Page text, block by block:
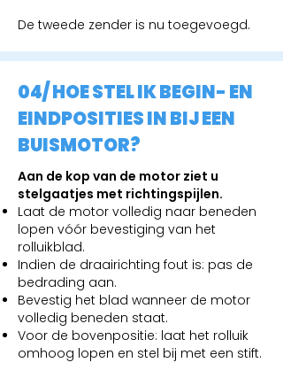
De tweede zender is nu toegevoegd.
04/ HOE STEL IK BEGIN- EN
EINDPOSITIES IN BIJ EEN
BUISMOTOR?
Aan de kop van de motor ziet u
stelgaatjes met richtingspijlen.
Laat de motor volledig naar beneden
lopen vóór bevestiging van het
rolluikblad.
Indien de draairichting fout is: pas de
bedrading aan.
Bevestig het blad wanneer de motor
volledig beneden staat.
Voor de bovenpositie: laat het rolluik
omhoog lopen en stel bij met een stift.